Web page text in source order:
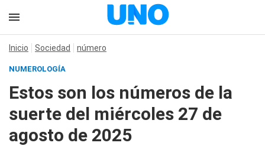
Inicio Sociedad número
NUMEROLOGÍA
Estos son los números de la
suerte del miércoles 27 de
agosto de 2025